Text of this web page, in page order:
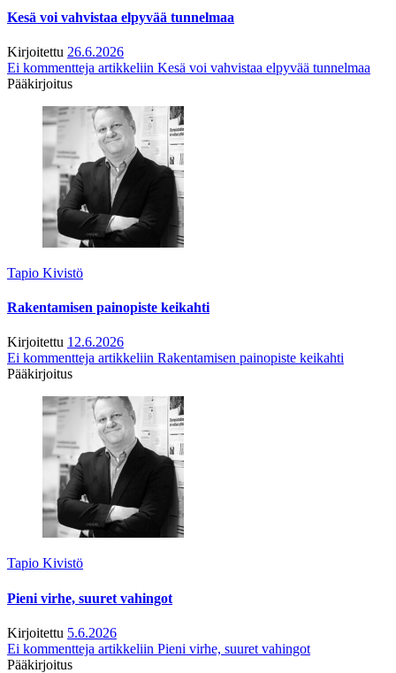
Kesä voi vahvistaa elpyvää tunnelmaa
Kirjoitettu 26.6.2026
Ei kommentteja artikkeliin Kesä voi vahvistaa elpyvää tunnelmaa
Pääkirjoitus
Tapio Kivistö
Rakentamisen painopiste keikahti
Kirjoitettu 12.6.2026
Ei kommentteja artikkeliin Rakentamisen painopiste keikahti
Pääkirjoitus
Tapio Kivistö
Pieni virhe, suuret vahingot
Kirjoitettu 5.6.2026
Ei kommentteja artikkeliin Pieni virhe, suuret vahingot
Pääkirjoitus